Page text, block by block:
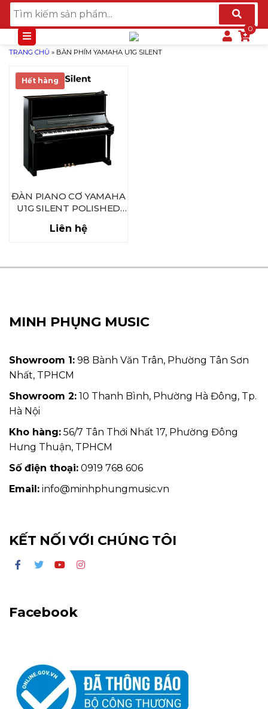
TRANG CHỦ » BÀN PHÍM YAMAHA U1G SILENT
Hết hàng
ĐÀN PIANO CƠ YAMAHA
U1G SILENT POLISHED
Liên hệ
MINH PHỤNG MUSIC
Showroom 1: 98 Bành Văn Trân, Phường Tân Sơn
Nhất, TPHCM
Showroom 2: 10 Thanh Bình, Phường Hà Đông, Tp.
Hà Nội
Kho hàng: 56/7 Tân Thới Nhất 17, Phường Đông
Hưng Thuận, TPHCM
Số điện thoại: 0919 768 606
Email: info@minhphungmusic.vn
KẾT NỐI VỚI CHÚNG TÔI
Facebook